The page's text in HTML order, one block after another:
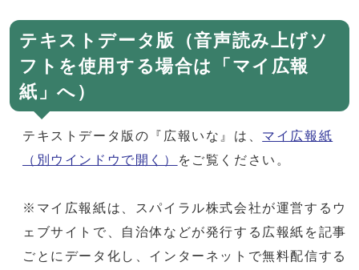
テキストデータ版（音声読み上げソ
フトを使用する場合は「マイ広報
紙」へ）
テキストデータ版の『広報いな』は、 マイ広報紙
（別ウインドウで開く）
をご覧ください。
※マイ広報紙は、スパイラル株式会社が運営するウ
ェブサイトで、自治体などが発行する広報紙を記事
ごとにデータ化し、インターネットで無料配信する